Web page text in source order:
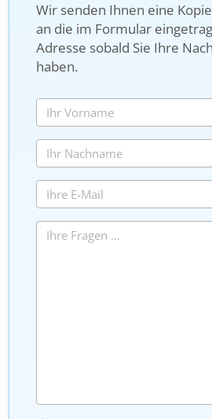
Wir senden Ihnen eine
an die im Formular
Adresse sobald Sie Ihre
haben.